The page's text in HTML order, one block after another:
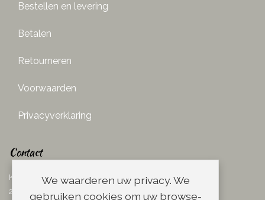
Bestellen en levering
Betalen
Retourneren
Voorwaarden
Privacyverklaring
Contact
Ketelboetersteeg 29
2311 TN Leiden
We waarderen uw privacy. We
gebruiken cookies om uw browse-